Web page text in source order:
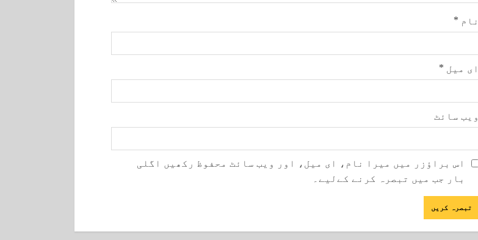
نام *
ای میل *
ویب‌ سائٹ
اس براؤزر میں میرا نام، ای میل، اور ویب سائٹ محفوظ رکھیں اگلی
بار جب میں تبصرہ کرنے کےلیے۔